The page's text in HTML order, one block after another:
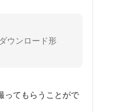
ウンロード形
ってもらうことがで